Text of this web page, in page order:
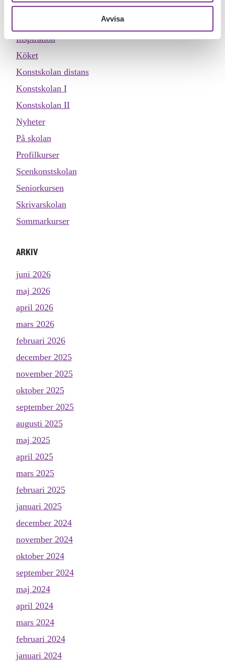
Avvisa
Dokumentärfilmskolan distans
Inspiration
Köket
Konstskolan distans
Konstskolan I
Konstskolan II
Nyheter
På skolan
Profilkurser
Scenkonstskolan
Seniorkursen
Skrivarskolan
Sommarkurser
ARKIV
juni 2026
maj 2026
april 2026
mars 2026
februari 2026
december 2025
november 2025
oktober 2025
september 2025
augusti 2025
maj 2025
april 2025
mars 2025
februari 2025
januari 2025
december 2024
november 2024
oktober 2024
september 2024
maj 2024
april 2024
mars 2024
februari 2024
januari 2024